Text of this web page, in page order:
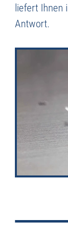
liefert Ihnen
Antwort.